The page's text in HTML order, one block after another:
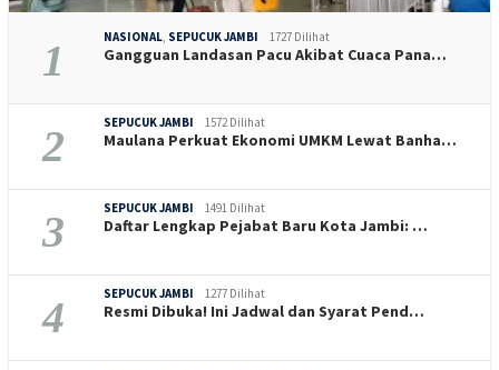
1 NASIONAL, SEPUCUK JAMBI 1727 Dilihat
Gangguan Landasan Pacu Akibat Cuaca Pana…
2 SEPUCUK JAMBI 1572 Dilihat
Maulana Perkuat Ekonomi UMKM Lewat Banha…
3 SEPUCUK JAMBI 1491 Dilihat
Daftar Lengkap Pejabat Baru Kota Jambi: …
4 SEPUCUK JAMBI 1277 Dilihat
Resmi Dibuka! Ini Jadwal dan Syarat Pend…